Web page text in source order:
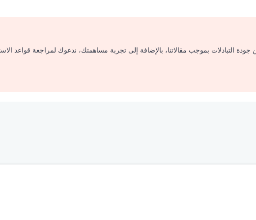
التبادلات بموجب مقالاتنا، بالإضافة إلى تجربة مساهمتك، ندعوك لمراجعة قواعد